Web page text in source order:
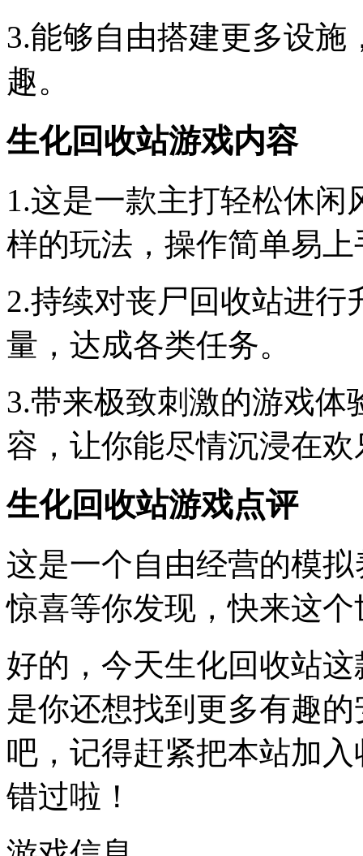
3.能够自由搭建更多设
趣。
生化回收站游戏内容
1.这是一款主打轻松休
样的玩法，操作简单易上
2.持续对丧尸回收站进
量，达成各类任务。
3.带来极致刺激的游戏体
容，让你能尽情沉浸在
生化回收站游戏点评
这是一个自由经营的模
惊喜等你发现，快来这
好的，今天生化回收站
是你还想找到更多有趣
吧，记得赶紧把本站加
错过啦！